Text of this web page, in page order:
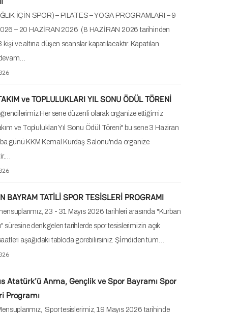
saatlerinde hizmet verecektir. Bu tarihte tüm kurs
iptal edilmiştir. 19 Mayıs Atatürk'ü Anma, Gençlik…
İşçi ve Emekçi Bayramı Spor Tesisleri Programı
Spor tesislerimiz, 1 Mayıs 2026 tarihinde
iptal edilmiştir. 1 Mayıs İşçi ve Emekçi Bayramınız…
2026 Ulusal Egemenlik ve Çocuk Bayramı Spor
Programı
Spor tesislerimiz, 23 Nisan 2026 tarihinde
iptal edilmiştir. 23 Nisan Ulusal Egemenlik ve…
ARASI BASKETBOL TURNUVASI
Üniversitemizin 70. kuruluş yılı etkinlikleri
ile ilgili bilgiler şu şekildedir; Turnuvaya sadece…